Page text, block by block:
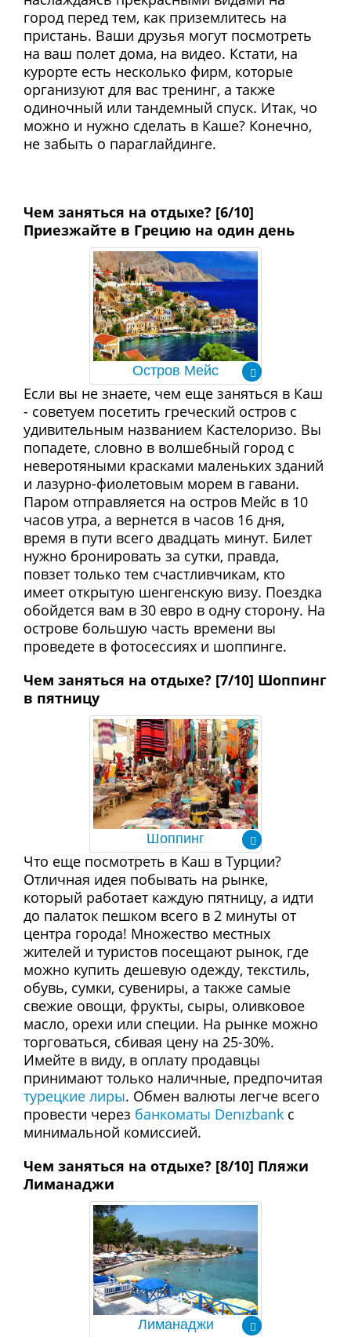
город перед тем, как приземлитесь на
пристань. Ваши друзья могут посмотреть
на ваш полет дома, на видео. Кстати, на
курорте есть несколько фирм, которые
организуют для вас тренинг, а также
одиночный или тандемный спуск. Итак, чо
можно и нужно сделать в Каше? Конечно,
не забыть о параглайдинге.
Чем заняться на отдыхе? [6/10]
Приезжайте в Грецию на один день
Остров Мейс
Если вы не знаете, чем еще заняться в Каш
- советуем посетить греческий остров с
удивительным названием Кастелоризо. Вы
попадете, словно в волшебный город с
неверотяными красками маленьких зданий
и лазурно-фиолетовым морем в гавани.
Паром отправляется на остров Мейс в 10
часов утра, а вернется в часов 16 дня,
время в пути всего двадцать минут. Билет
нужно бронировать за сутки, правда,
повзет только тем счастливчикам, кто
имеет открытую шенгенскую визу. Поездка
обойдется вам в 30 евро в одну сторону. На
острове большую часть времени вы
проведете в фотосессиях и шоппинге.
Чем заняться на отдыхе? [7/10] Шоппинг
в пятницу
Шоппинг
Что еще посмотреть в Каш в Турции?
Отличная идея побывать на рынке,
который работает каждую пятницу, а идти
до палаток пешком всего в 2 минуты от
центра города! Множество местных
жителей и туристов посещают рынок, где
можно купить дешевую одежду, текстиль,
обувь, сумки, сувениры, а также самые
свежие овощи, фрукты, сыры, оливковое
масло, орехи или специи. На рынке можно
торговаться, сбивая цену на 25-30%.
Имейте в виду, в оплату продавцы
принимают только наличные, предпочитая
турецкие лиры. Обмен валюты легче всего
провести через банкоматы Denızbank c
минимальной комиссией.
Чем заняться на отдыхе? [8/10] Пляжи
Лиманаджи
Лиманаджи